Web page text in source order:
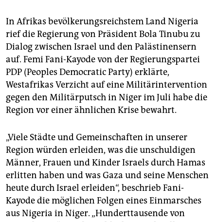
In Afrikas bevölkerungsreichstem Land Nigeria
rief die Regierung von Präsident Bola Tinubu zu
Dialog zwischen Israel und den Palästinensern
auf. Femi Fani-Kayode von der Regierungspartei
PDP (Peoples Democratic Party) erklärte,
Westafrikas Verzicht auf eine Militärintervention
gegen den Militärputsch in Niger im Juli habe die
Region vor einer ähnlichen Krise bewahrt.
„Viele Städte und Gemeinschaften in unserer
Region würden erleiden, was die unschuldigen
Männer, Frauen und Kinder Israels durch Hamas
erlitten haben und was Gaza und seine Menschen
heute durch Israel erleiden“, beschrieb Fani-
Kayode die möglichen Folgen eines Einmarsches
aus Nigeria in Niger. „Hunderttausende von